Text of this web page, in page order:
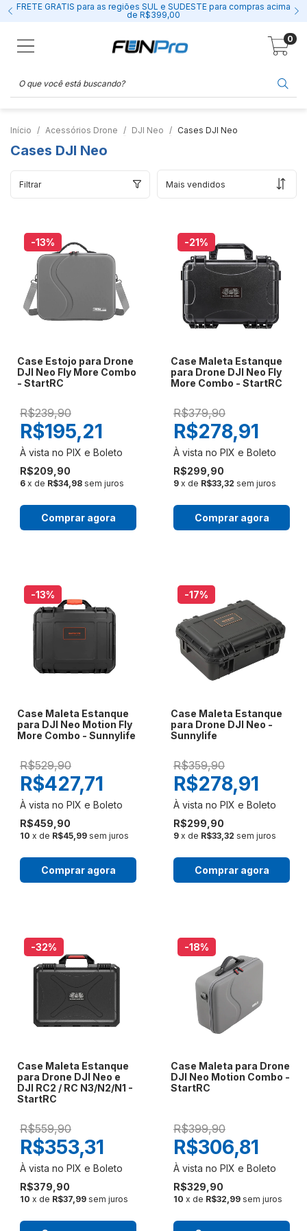
FRETE GRÁTIS para as regiões SUL e SUDESTE para compras acima
de R$399,00
0
Início Acessórios Drone DJI Neo Cases DJI Neo
Cases DJI Neo
Filtrar
-13%
Case Estojo para Drone
DJI Neo Fly More Combo
- StartRC
R$239,90
R$209,90
R$195,21
6 x de R$34,98 sem juros
Comprar agora
-21%
Case Maleta Estanque
para Drone DJI Neo Fly
More Combo - StartRC
R$379,90
R$299,90
R$278,91
9 x de R$33,32 sem juros
Comprar agora
-13%
Case Maleta Estanque
para DJI Neo Motion Fly
More Combo - Sunnylife
R$529,90
R$459,90
R$427,71
10 x de R$45,99 sem juros
Comprar agora
-17%
Case Maleta Estanque
para Drone DJI Neo -
Sunnylife
R$359,90
R$299,90
R$278,91
9 x de R$33,32 sem juros
Comprar agora
-32%
Case Maleta Estanque
para Drone DJI Neo e
DJI RC2 / RC N3/N2/N1 -
StartRC
R$559,90
R$379,90
R$353,31
10 x de R$37,99 sem juros
-18%
Case Maleta para Drone
DJI Neo Motion Combo -
StartRC
R$399,90
R$329,90
R$306,81
10 x de R$32,99 sem juros